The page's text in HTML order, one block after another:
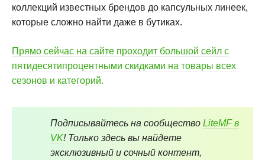
коллекций известных брендов до капсульных линеек,
которые сложно найти даже в бутиках.
Прямо сейчас на сайте проходит большой сейл с
пятидесятипроцентными скидками на товары всех
сезонов и категорий.
Подписывайтесь на сообщество LiteMF в
VK! Только здесь вы найдете
эксклюзивный и сочный контент,